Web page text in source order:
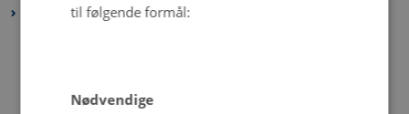
oktober 2021
(3 poster)
til følgende formål:
Nødvendige